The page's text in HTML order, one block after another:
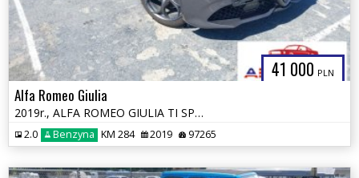
41 000 PLN
Alfa Romeo Giulia
2019r., ALFA ROMEO GIULIA TI SPORT AWD, 2L, od ubezpieczalni
2.0 Benzyna KM 284 2019 97265